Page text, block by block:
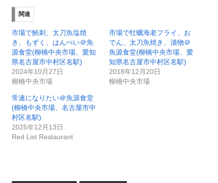
関連
市場で鮪刺、太刀魚塩焼
き、もずく、はんぺい＠魚
源食堂(柳橋中央市場、愛知
県名古屋市中村区名駅)
2024年10月27日
柳橋中央市場
市場で牡蠣海老フライ、お
でん、太刀魚焼き、漬物＠
魚源食堂(柳橋中央市場、愛
知県名古屋市中村区名駅)
2018年12月20日
柳橋中央市場
常連になりたい＠魚源食堂
(柳橋中央市場、名古屋市中
村区名駅)
2025年12月13日
Red List Restaurant